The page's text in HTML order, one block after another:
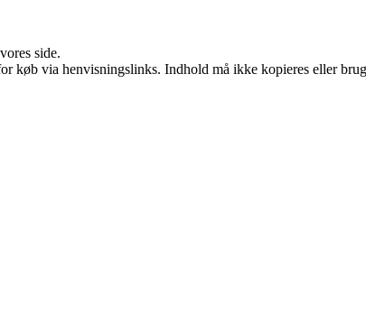
side.
køb via henvisningslinks. Indhold må ikke kopieres eller